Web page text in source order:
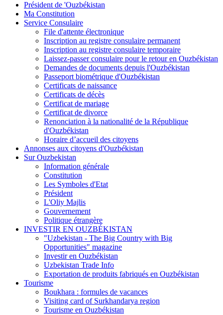
Président de 'Ouzbékistan
Ma Constitution
Service Consulaire
File d'attente électronique
Inscription au registre consulaire permanent
Inscription au registre consulaire temporaire
Laissez-passer consulaire pour le retour en Ouzbékistan
Demandes de documents depuis l'Ouzbékistan
Passeport biométrique d'Ouzbékistan
Certificats de naissance
Certificats de décès
Certificat de mariage
Certificat de divorce
Renonciation à la nationalité de la République
d'Ouzbékistan
Horaire d’accueil des citoyens
Annonses aux citoyens d'Ouzbékistan
Sur Ouzbekistan
Information générale
Constitution
Les Symboles d'Etat
Président
L'Oliy Majlis
Gouvernement
Politique étrangère
INVESTIR EN OUZBÉKISTAN
"Uzbekistan - The Big Country with Big
Opportunities" magazine
Investir en Ouzbékistan
Uzbekistan Trade Info
Exportation de produits fabriqués en Ouzbékistan
Tourisme
Boukhara : formules de vacances
Visiting card of Surkhandarya region
Tourisme en Ouzbékistan